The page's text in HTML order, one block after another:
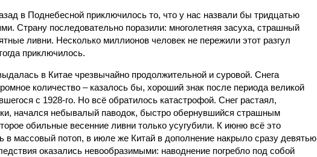
в Поднебесной приключилось то, что у нас назвали бы тридцатью
Страну последовательно поразили: многолетняя засуха, страшный
ливни. Несколько миллионов человек не пережили этот разгул
приключилось.
в Китае чрезвычайно продолжительной и суровой. Снега
количество – казалось бы, хороший знак после периода великой
с 1928-го. Но всё обратилось катастрофой. Снег растаял,
начался небывалый паводок, быстро обернувшийся страшным
обильные весенние ливни только усугубили. К июню всё это
в массовый потоп, в июле же Китай в дополнение накрыло сразу девятью
оказались невообразимыми: наводнение погребло под собой